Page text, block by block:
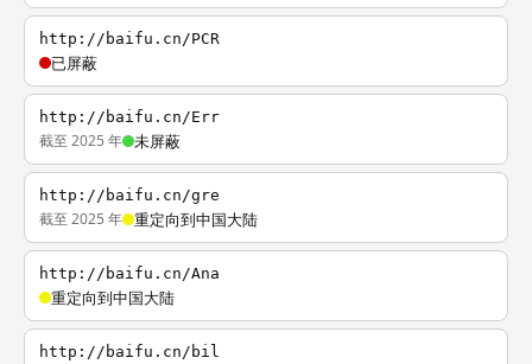
http://baifu.cn/PCR
已屏蔽
http://baifu.cn/Err
截至 2025 年 未屏蔽
http://baifu.cn/gre
截至 2025 年 重定向到中国大陆
http://baifu.cn/Ana
重定向到中国大陆
http://baifu.cn/bil